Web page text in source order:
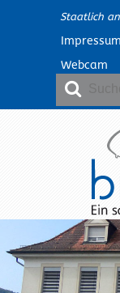
Staatlich
Impressum
Webcam